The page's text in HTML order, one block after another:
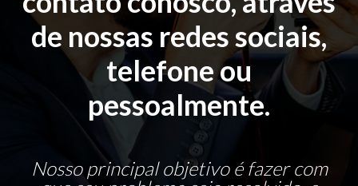
de nossas redes sociais,
telefone ou
pessoalmente.
Nosso principal objetivo é fazer com